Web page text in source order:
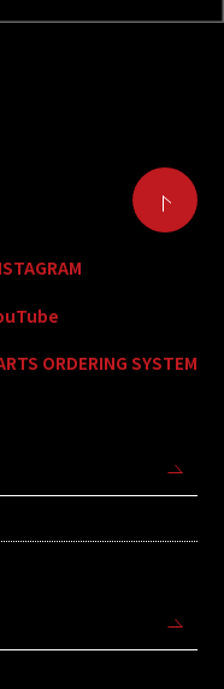
ORDERING SYSTEM